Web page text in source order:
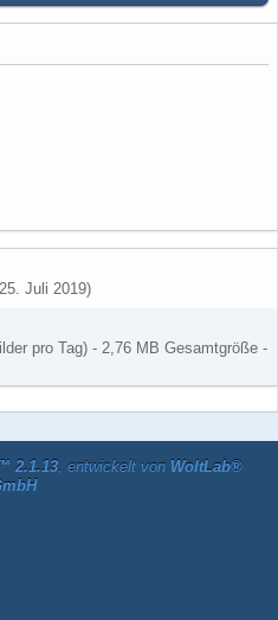
25. Juli 2019)
pro Tag) - 2,76 MB Gesamtgröße -
2.1.13, entwickelt von WoltLab®